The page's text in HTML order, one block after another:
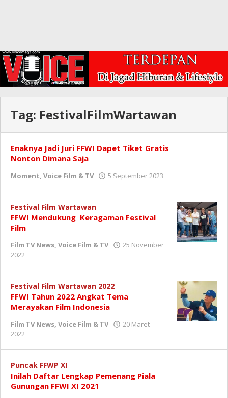
Tag: FestivalFilmWartawan
Enaknya Jadi Juri FFWI Dapet Tiket Gratis
Nonton Dimana Saja
Moment, Voice Film & TV 5 September 2023
Festival Film Wartawan
FFWI Mendukung Keragaman Festival
Film
Film TV News, Voice Film & TV
25 November
2022
Festival Film Wartawan 2022
FFWI Tahun 2022 Angkat Tema
Merayakan Film Indonesia
Film TV News, Voice Film & TV
20 Maret
2022
Puncak FFWP XI
Inilah Daftar Lengkap Pemenang Piala
Gunungan FFWI XI 2021